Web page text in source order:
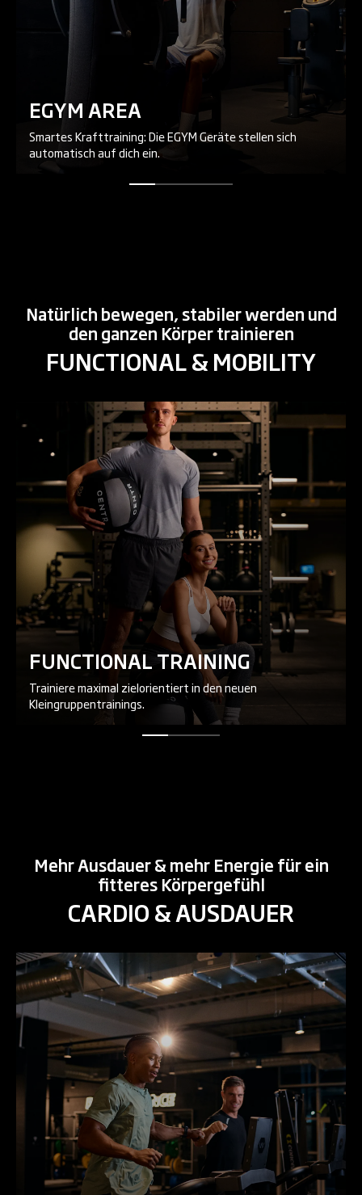
EGYM AREA
Smartes Krafttraining: Die EGYM Geräte stellen sich
automatisch auf dich ein.
Natürlich bewegen, stabiler werden und
den ganzen Körper trainieren
FUNCTIONAL & MOBILITY
FUNCTIONAL TRAINING
Trainiere maximal zielorientiert in den neuen
Kleingruppentrainings.
Mehr Ausdauer & mehr Energie für ein
fitteres Körpergefühl
CARDIO & AUSDAUER